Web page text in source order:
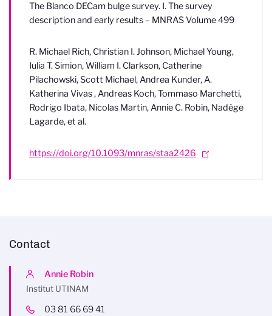
The Blanco DECam bulge survey. I. The survey
description and early results – MNRAS Volume 499
R. Michael Rich, Christian I. Johnson, Michael Young,
Iulia T. Simion, William I. Clarkson, Catherine
Pilachowski, Scott Michael, Andrea Kunder, A.
Katherina Vivas , Andreas Koch, Tommaso Marchetti,
Rodrigo Ibata, Nicolas Martin, Annie C. Robin, Nadège
Lagarde, et al.
https://doi.org/10.1093/mnras/staa2426
Contact
Annie Robin
Institut UTINAM
03 81 66 69 41